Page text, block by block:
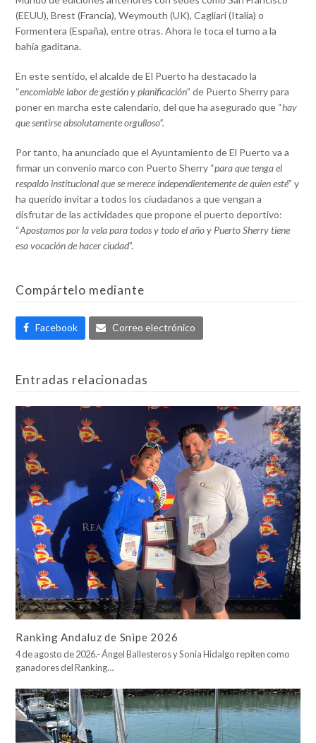
(EEUU), Brest (Francia), Weymouth (UK), Cagliari (Italia) o
Formentera (España), entre otras. Ahora le toca el turno a la
bahía gaditana.
En este sentido, el alcalde de El Puerto ha destacado la
“encomiable labor de gestión y planificación” de Puerto Sherry para
poner en marcha este calendario, del que ha asegurado que “hay
que sentirse absolutamente orgulloso”.
Por tanto, ha anunciado que el Ayuntamiento de El Puerto va a
firmar un convenio marco con Puerto Sherry “para que tenga el
respaldo institucional que se merece independientemente de quien esté” y
ha querido invitar a todos los ciudadanos a que vengan a
disfrutar de las actividades que propone el puerto deportivo:
“Apostamos por la vela para todos y todo el año y Puerto Sherry tiene
esa vocación de hacer ciudad”.
Compártelo mediante
Facebook Correo electrónico
Entradas relacionadas
Ranking Andaluz de Snipe 2026
4 de agosto de 2026.- Ángel Ballesteros y Sonia Hidalgo repiten como
ganadores del Ranking…